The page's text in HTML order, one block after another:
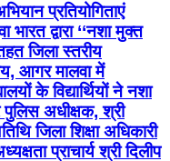
प्रतियोगिताएं
द्वारा ‘‘नशा मुक्त
जिला स्तरीय
आगर मालवा में
के विद्यार्थियों ने नशा
अधीक्षक, श्री
जिला शिक्षा अधिकारी
प्राचार्य श्री दिलीप